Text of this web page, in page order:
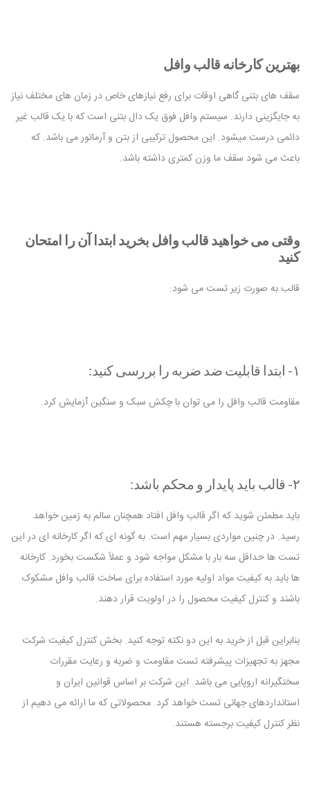
بهترین کارخانه قالب وافل
سقف های بتنی گاهی اوقات برای رفع نیازهای خاص در زمان های مختلف نیاز
به جایگزینی دارند. سیستم وافل فوق یک دال بتنی است که با یک قالب غیر
دائمی درست میشود. این محصول ترکیبی از بتن و آرماتور می باشد. که
باعث می شود سقف ما وزن کمتری داشته باشد.
وقتی می خواهید قالب وافل بخرید ابتدا آن را امتحان
کنید
قالب به صورت زیر تست می شود:
۱- ابتدا قابلیت ضد ضربه را بررسی کنید:
مقاومت قالب وافل را می توان با چکش سبک و سنگین آزمایش کرد.
۲- قالب باید پایدار و محکم باشد:
باید مطمئن شوید که اگر قالب وافل افتاد همچنان سالم به زمین خواهد
رسید. در چنین مواردی بسیار مهم است. به گونه ای که اگر کارخانه ای در این
تست ها حداقل سه بار با مشکل مواجه شود و عملاً شکست بخورد. کارخانه
ها باید به کیفیت مواد اولیه مورد استفاده برای ساخت قالب وافل مشکوک
باشند و کنترل کیفیت محصول را در اولویت قرار دهند.
بنابراین قبل از خرید به این دو نکته توجه کنید. بخش کنترل کیفیت شرکت
مجهز به تجهیزات پیشرفته تست مقاومت و ضربه و رعایت مقررات
سختگیرانه اروپایی می باشد. این شرکت بر اساس قوانین ایران و
استانداردهای جهانی تست خواهد کرد. محصولاتی که ما ارائه می دهیم از
نظر کنترل کیفیت برجسته هستند.